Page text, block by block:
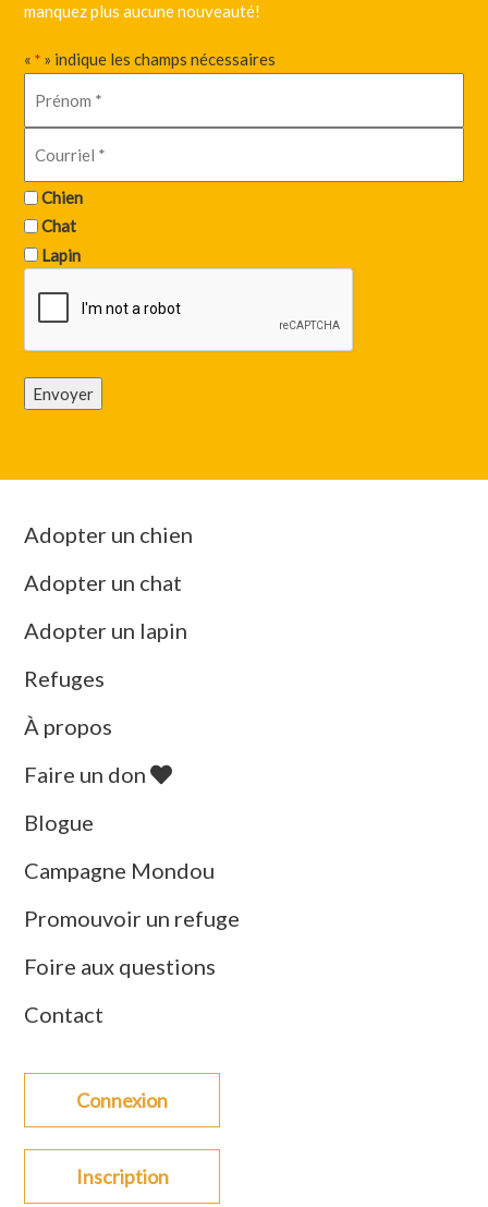
manquez plus aucune nouveauté!
«* » indique les champs nécessaires
Chien
Chat
Lapin
Envoyer
Adopter un chien
Adopter un chat
Adopter un lapin
Refuges
À propos
Faire un don
Blogue
Campagne Mondou
Promouvoir un refuge
Foire aux questions
Contact
Connexion
Inscription